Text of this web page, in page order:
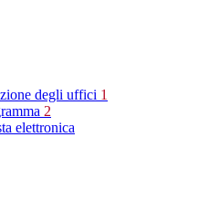
degli uffici 1
2
elettronica